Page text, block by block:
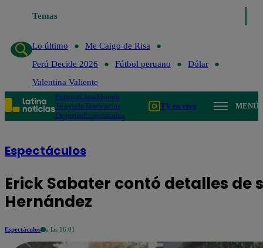
Temas
Lo último
Me Caigo de Risa
Perú Decide 2026
Fútbol peruano
Dólar
Valentina Valiente
PolíticaLimaMundo
Te ayudoTendencias
DeportesEspectáculos
TV en vivo MENÚ
Espectáculos
Erick Sabater contó detalles de
Hernández
Espectáculos a las 16:01